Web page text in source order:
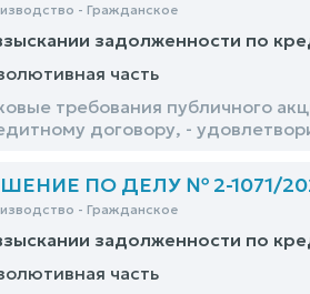
- Гражданское
задолженности по
часть
требования публичного
договору, -
ПО ДЕЛУ № 2-1071/
- Гражданское
задолженности по
часть